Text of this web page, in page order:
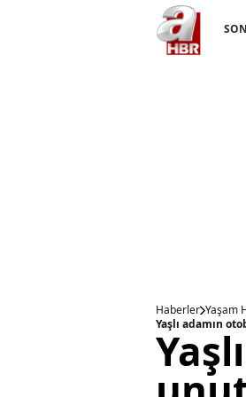
Haberler Yaşam
Yaşlı adamın